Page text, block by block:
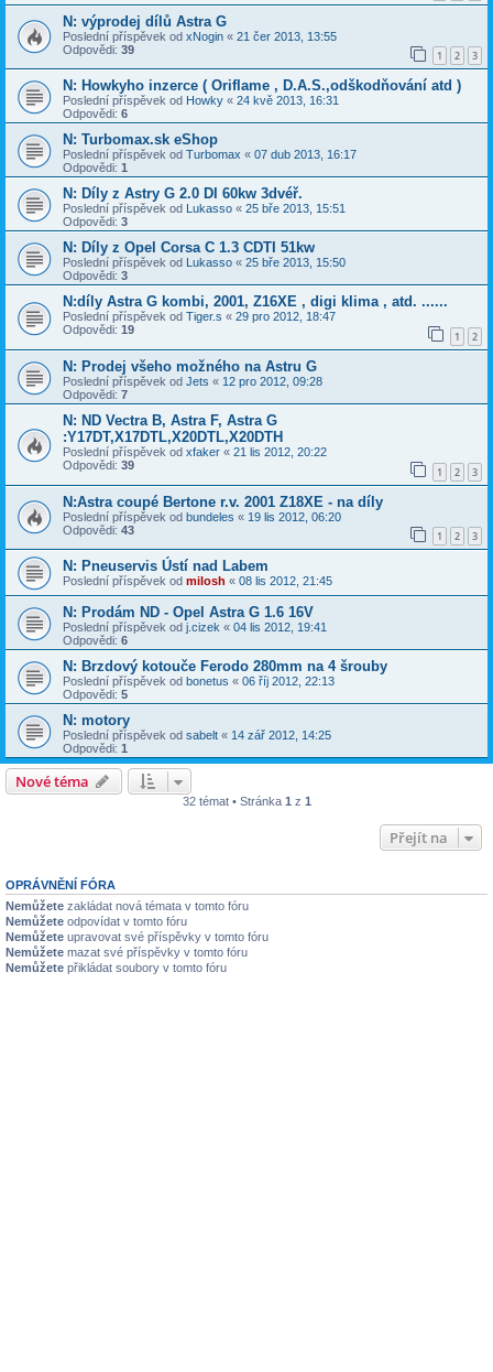
N: výprodej dílů Astra G
Poslední příspěvek od xNogin « 21 čer 2013, 13:55
Odpovědi: 39 1 2 3
N: Howkyho inzerce ( Oriflame , D.A.S.,odškodňování atd )
Poslední příspěvek od Howky « 24 kvě 2013, 16:31
Odpovědi: 6
N: Turbomax.sk eShop
Poslední příspěvek od Turbomax « 07 dub 2013, 16:17
Odpovědi: 1
N: Díly z Astry G 2.0 DI 60kw 3dvéř.
Poslední příspěvek od Lukasso « 25 bře 2013, 15:51
Odpovědi: 3
N: Díly z Opel Corsa C 1.3 CDTI 51kw
Poslední příspěvek od Lukasso « 25 bře 2013, 15:50
Odpovědi: 3
N:díly Astra G kombi, 2001, Z16XE , digi klima , atd. ......
Poslední příspěvek od Tiger.s « 29 pro 2012, 18:47
Odpovědi: 19 1 2
N: Prodej všeho možného na Astru G
Poslední příspěvek od Jets « 12 pro 2012, 09:28
Odpovědi: 7
N: ND Vectra B, Astra F, Astra G
:Y17DT,X17DTL,X20DTL,X20DTH
Poslední příspěvek od xfaker « 21 lis 2012, 20:22
Odpovědi: 39 1 2 3
N:Astra coupé Bertone r.v. 2001 Z18XE - na díly
Poslední příspěvek od bundeles « 19 lis 2012, 06:20
Odpovědi: 43 1 2 3
N: Pneuservis Ústí nad Labem
Poslední příspěvek od milosh « 08 lis 2012, 21:45
N: Prodám ND - Opel Astra G 1.6 16V
Poslední příspěvek od j.cizek « 04 lis 2012, 19:41
Odpovědi: 6
N: Brzdový kotouče Ferodo 280mm na 4 šrouby
Poslední příspěvek od bonetus « 06 říj 2012, 22:13
Odpovědi: 5
N: motory
Poslední příspěvek od sabelt « 14 zář 2012, 14:25
Odpovědi: 1
Nové téma
32 témat • Stránka 1 z 1
Přejít na
OPRÁVNĚNÍ FÓRA
Nemůžete zakládat nová témata v tomto fóru
Nemůžete odpovídat v tomto fóru
Nemůžete upravovat své příspěvky v tomto fóru
Nemůžete mazat své příspěvky v tomto fóru
Nemůžete přikládat soubory v tomto fóru